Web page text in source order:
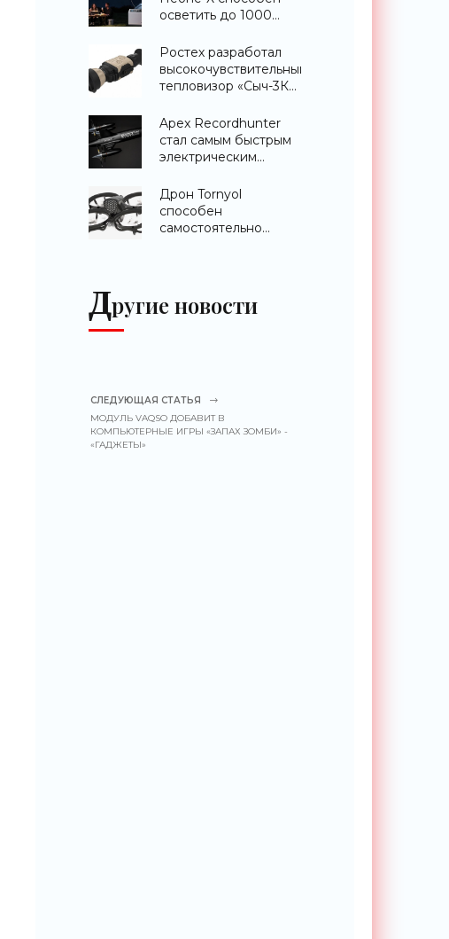
«Гаджеты»
осветить до 1000
земли -
«Беспилотники»
Ростех разработал
высокочувствительный
тепловизор «Сыч-3К»
распознавания до 2
км - «Гаджеты»
Apex Recordhunter
стал самым быстрым
электрическим
«Беспилотники»
Дрон Tornyol
способен
самостоятельно
Другие новости
СЛЕДУЮЩАЯ СТАТЬЯ
МОДУЛЬ VAQSO ДОБАВИТ В
КОМПЬЮТЕРНЫЕ ИГРЫ «ЗАПАХ ЗОМБИ» -
«ГАДЖЕТЫ»